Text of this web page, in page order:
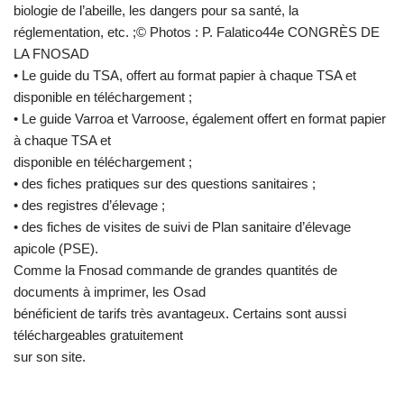
biologie de l’abeille, les dangers pour sa santé, la
réglementation, etc. ;© Photos : P. Falatico44e CONGRÈS DE
LA FNOSAD
• Le guide du TSA, offert au format papier à chaque TSA et
disponible en téléchargement ;
• Le guide Varroa et Varroose, également offert en format papier
à chaque TSA et
disponible en téléchargement ;
• des fiches pratiques sur des questions sanitaires ;
• des registres d’élevage ;
• des fiches de visites de suivi de Plan sanitaire d’élevage
apicole (PSE).
Comme la Fnosad commande de grandes quantités de
documents à imprimer, les Osad
bénéficient de tarifs très avantageux. Certains sont aussi
téléchargeables gratuitement
sur son site.